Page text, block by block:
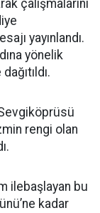
çalışmalarını
yayınlandı.
yönelik
rengi olan
ilebaşlayan bu
kadar